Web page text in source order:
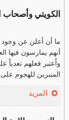
الكويتي وأصحاب
ما أن أعلن عن وجود
أنهم يمارسون فيها
واُعتبر فعلهم تعدياً
المنبرين للهجوم
المزيد